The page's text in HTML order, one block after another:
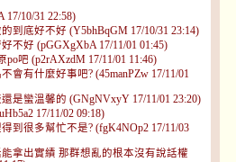
17/10/31 22:58)
到底好不好 (Y5bhBqGM 17/10/31 23:14)
不好 (pGGXgXbA 17/11/01 01:45)
吧 (p2rAXzdM 17/11/01 11:46)
會有什麼好事吧? (45manPZw 17/11/01
是蠻溫馨的 (GNgNVxyY 17/11/01 23:20)
17/11/02 09:18)
到很多幫忙不是? (fgK4NOp2 17/11/03
拿出實績 那群想亂的根本沒有說話權